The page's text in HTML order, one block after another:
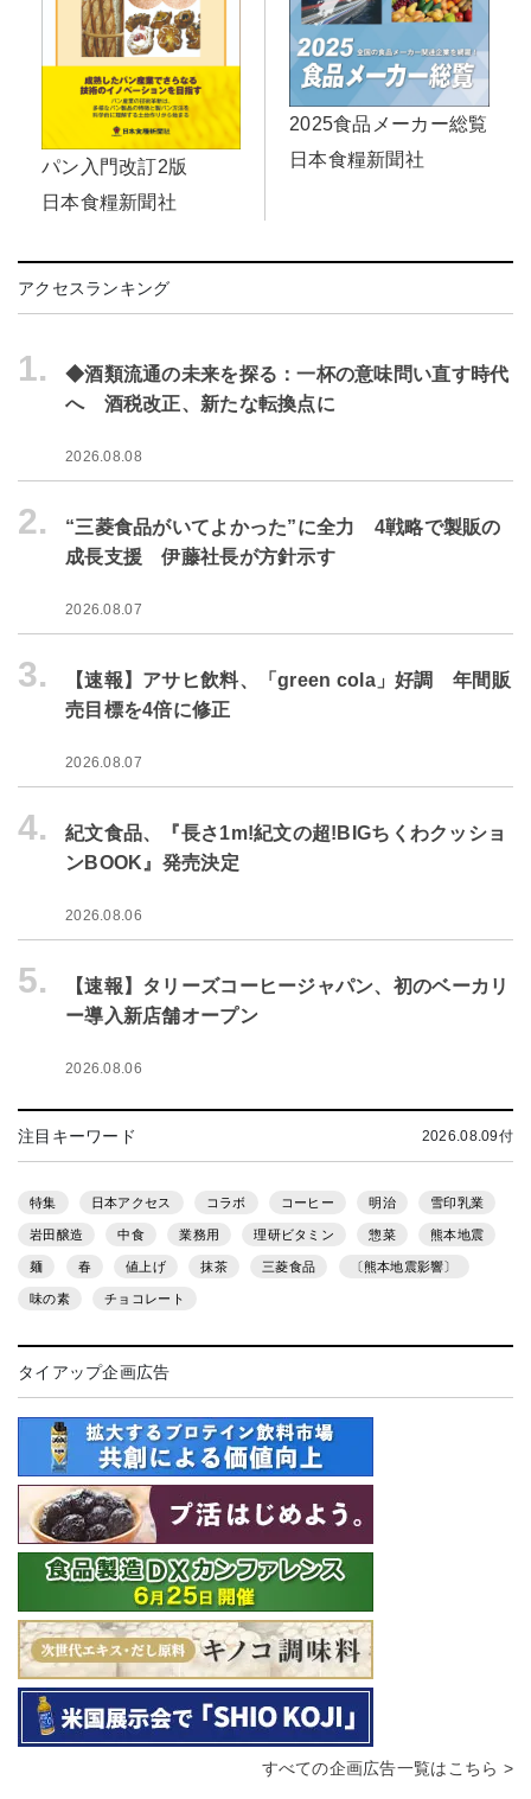
パン入門改訂2版
日本食糧新聞社
2025食品メーカー総覧
日本食糧新聞社
アクセスランキング
1.
◆酒類流通の未来を探る：一杯の意味問い直す時代
へ 酒税改正、新たな転換点に
2026.08.08
2.
“三菱食品がいてよかった”に全力 4戦略で製販の
成長支援 伊藤社長が方針示す
2026.08.07
3.
【速報】アサヒ飲料、「green cola」好調 年間販
売目標を4倍に修正
2026.08.07
4.
紀文食品、『長さ1m!紀文の超!BIGちくわクッショ
ンBOOK』発売決定
2026.08.06
5.
【速報】タリーズコーヒージャパン、初のベーカリ
ー導入新店舗オープン
2026.08.06
注目キーワード 2026.08.09付
特集 日本アクセス コラボ コーヒー 明治 雪印乳業
岩田醸造 中食 業務用 理研ビタミン 惣菜 熊本地震
麺 春 値上げ 抹茶 三菱食品 〔熊本地震影響〕
味の素 チョコレート
タイアップ企画広告
すべての企画広告一覧はこちら >